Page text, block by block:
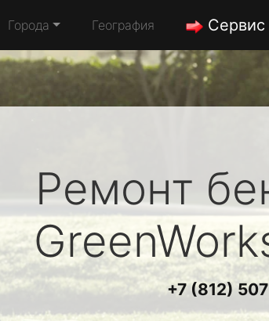
Города География Сервис
Ремонт
+7 (812)